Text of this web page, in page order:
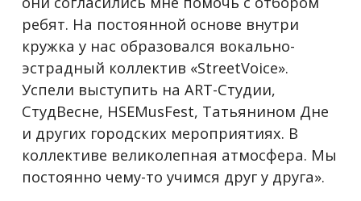
ребят. На постоянной основе внутри
кружка у нас образовался вокально-
эстрадный коллектив «StreetVoice».
Успели выступить на ART-Студии,
СтудВесне, HSEMusFest, Татьянином Дне
и других городских мероприятиях. В
коллективе великолепная атмосфера. Мы
постоянно чему-то учимся друг у друга».